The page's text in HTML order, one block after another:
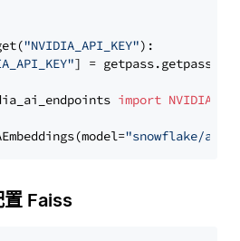
"NVIDIA_API_KEY"):
] = getpass.getpass(
import
"snowflake/
置 Faiss